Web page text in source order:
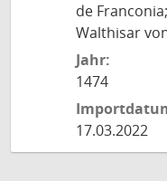
de
Walthisar
Jahr:
1474
17.03.2022